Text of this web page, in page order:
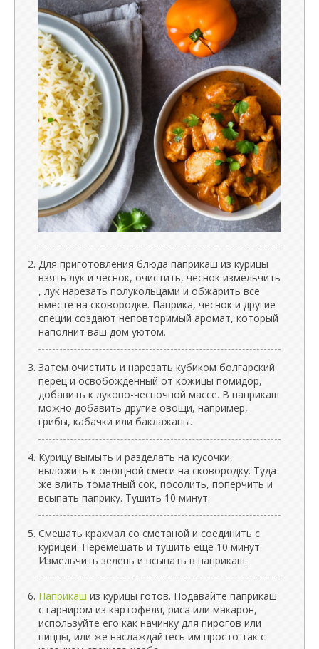
Для приготовления блюда паприкаш из курицы
взять лук и чеснок, очистить, чеснок измельчить
, лук нарезать полукольцами и обжарить все
вместе на сковородке. Паприка, чеснок и другие
специи создают неповторимый аромат, который
наполнит ваш дом уютом.
Затем очистить и нарезать кубиком болгарский
перец и освобожденный от кожицы помидор,
добавить к луково-чесночной массе. В паприкаш
можно добавить другие овощи, например,
грибы, кабачки или баклажаны.
Курицу вымыть и разделать на кусочки,
выложить к овощной смеси на сковородку. Туда
же влить томатный сок, посолить, поперчить и
всыпать паприку. Тушить 10 минут.
Смешать крахмал со сметаной и соединить с
курицей. Перемешать и тушить ещё 10 минут.
Измельчить зелень и всыпать в паприкаш.
Паприкаш из курицы готов. Подавайте паприкаш
с гарниром из картофеля, риса или макарон,
используйте его как начинку для пирогов или
пиццы, или же наслаждайтесь им просто так с